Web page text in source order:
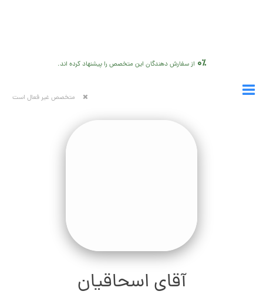
0٪ از سفارش دهندگان این متخصص را پیشنهاد کرده اند.
متخصص غیر فعال است
آقای اسحاقیان